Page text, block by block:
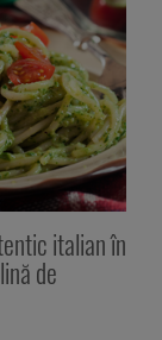
italian în
de